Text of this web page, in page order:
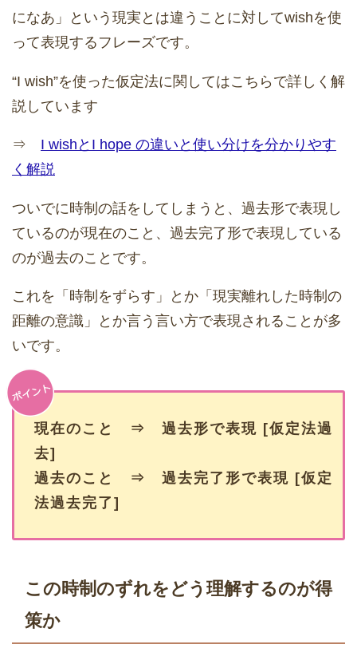
になあ」という現実とは違うことに対してwishを使
って表現するフレーズです。
“I wish”を使った仮定法に関してはこちらで詳しく解
説しています
⇒ I wishとI hope の違いと使い分けを分かりやす
く解説
ついでに時制の話をしてしまうと、過去形で表現し
ているのが現在のこと、過去完了形で表現している
のが過去のことです。
これを「時制をずらす」とか「現実離れした時制の
距離の意識」とか言う言い方で表現されることが多
いです。
現在のこと ⇒ 過去形で表現 [仮定法過
去]
過去のこと ⇒ 過去完了形で表現 [仮定
法過去完了]
この時制のずれをどう理解するのが得
策か